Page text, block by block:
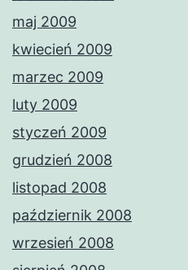
maj 2009
kwiecień 2009
marzec 2009
luty 2009
styczeń 2009
grudzień 2008
listopad 2008
październik 2008
wrzesień 2008